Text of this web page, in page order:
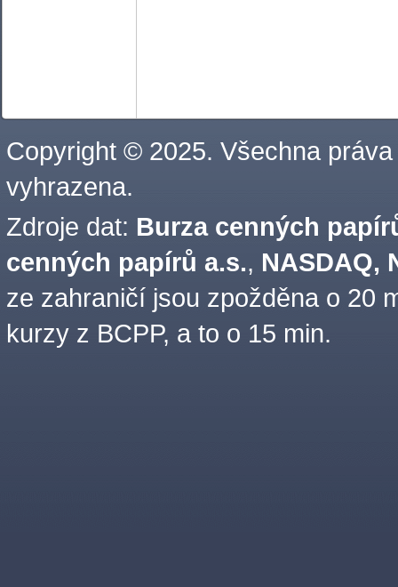
Copyright © 2025. Všechna práva
vyhrazena.
Zdroje dat: Burza cenných
cenných papírů a.s., NASDAQ,
ze zahraničí jsou zpožděna o 20
kurzy z BCPP, a to o 15 min.